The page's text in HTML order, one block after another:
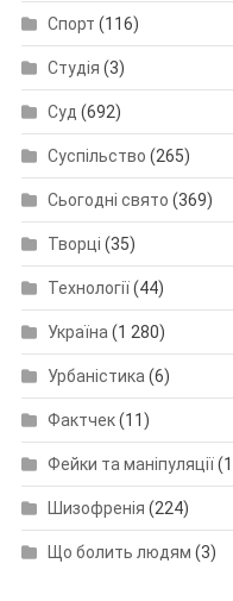
Спорт (116)
Студія (3)
Суд (692)
Суспільство (265)
Сьогодні свято (369)
Творці (35)
Технології(44)
Україна(1 280)
Урбаністика(6)
Фактчек(11)
Фейки та маніпуляції
Шизофренія (224)
Що болить людям (3)